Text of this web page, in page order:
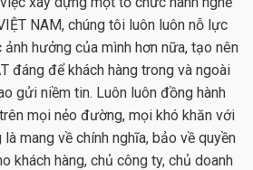
NAM, chúng tôi luôn luôn nỗ lực
hưởng của mình hơn nữa, tạo nên
đáng để khách hàng trong và ngoài
gửi niềm tin. Luôn luôn đồng hành
mọi nẻo đường, mọi khó khăn với
mang về chính nghĩa, bảo về quyền
khách hàng, chủ công ty, chủ doanh